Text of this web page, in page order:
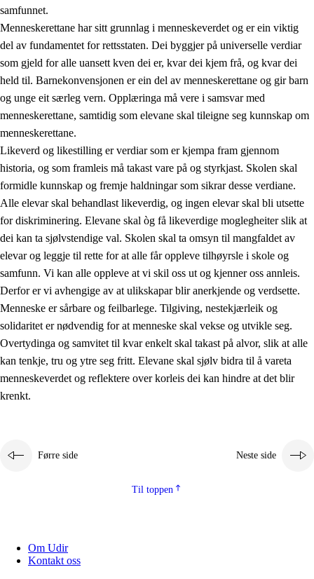
1.
1.1 Menneskeverdet
1.2 Identitet og kulturelt mangfald
1.3 Kritisk tenking og etisk bevisstheit
1.4 Skaparglede, engasjement og utforskartrong
1.5 Respekt for naturen og miljøbevisstheit
1.6 Demokrati og medverknad
samfunnet.
Menneskerettane har sitt grunnlag i menneskeverdet og er ein viktig
del av fundamentet for rettsstaten. Dei byggjer på universelle verdiar
som gjeld for alle uansett kven dei er, kvar dei kjem frå, og kvar dei
held til. Barnekonvensjonen er ein del av menneskerettane og gir barn
og unge eit særleg vern. Opplæringa må vere i samsvar med
menneskerettane, samtidig som elevane skal tileigne seg kunnskap om
menneskerettane.
Likeverd og likestilling er verdiar som er kjempa fram gjennom
historia, og som framleis må takast vare på og styrkjast. Skolen skal
formidle kunnskap og fremje haldningar som sikrar desse verdiane.
Alle elevar skal behandlast likeverdig, og ingen elevar skal bli utsette
for diskriminering. Elevane skal òg få likeverdige moglegheiter slik at
dei kan ta sjølvstendige val. Skolen skal ta omsyn til mangfaldet av
elevar og leggje til rette for at alle får oppleve tilhøyrsle i skole og
samfunn. Vi kan alle oppleve at vi skil oss ut og kjenner oss annleis.
Derfor er vi avhengige av at ulikskapar blir anerkjende og verdsette.
Menneske er sårbare og feilbarlege. Tilgiving, nestekjærleik og
solidaritet er nødvendig for at menneske skal vekse og utvikle seg.
Overtydinga og samvitet til kvar enkelt skal takast på alvor, slik at alle
kan tenkje, tru og ytre seg fritt. Elevane skal sjølv bidra til å vareta
menneskeverdet og reflektere over korleis dei kan hindre at det blir
krenkt.
Førre side Neste side
Til toppen
Om Udir
Kontakt oss